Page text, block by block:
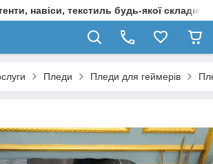
навіси, текстиль будь-якої
Пледи Пледи для геймерів